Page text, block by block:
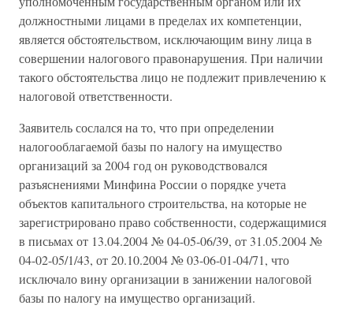
должностными лицами в пределах их компетенции,
является обстоятельством, исключающим вину лица в
совершении налогового правонарушения. При наличии
такого обстоятельства лицо не подлежит привлечению к
налоговой ответственности.
Заявитель сослался на то, что при определении
налогооблагаемой базы по налогу на имущество
организаций за 2004 год он руководствовался
разъяснениями Минфина России о порядке учета
объектов капитального строительства, на которые не
зарегистрировано право собственности, содержащимися
в письмах от 13.04.2004 № 04-05-06/39, от 31.05.2004 №
04-02-05/1/43, от 20.10.2004 № 03-06-01-04/71, что
исключало вину организации в занижении налоговой
базы по налогу на имущество организаций.